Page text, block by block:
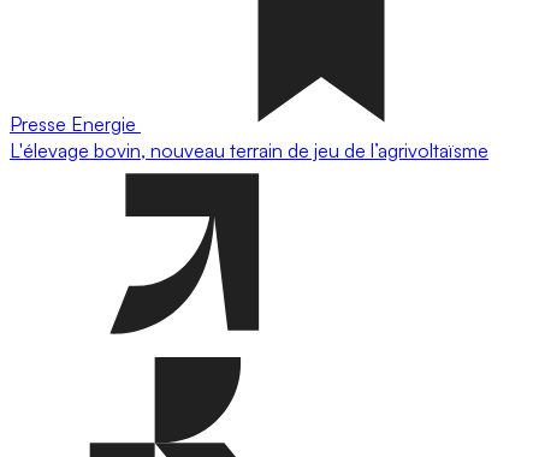
Presse Energie
L'élevage bovin, nouveau terrain de jeu de l’agrivoltaïsme